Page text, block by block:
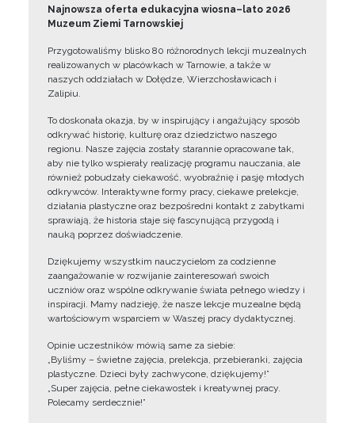
Najnowsza oferta edukacyjna wiosna–lato 2026
Muzeum Ziemi Tarnowskiej
Przygotowaliśmy blisko 80 różnorodnych lekcji muzealnych
realizowanych w placówkach w Tarnowie, a także w
naszych oddziałach w Dołędze, Wierzchosławicach i
Zalipiu.
To doskonała okazja, by w inspirujący i angażujący sposób
odkrywać historię, kulturę oraz dziedzictwo naszego
regionu. Nasze zajęcia zostały starannie opracowane tak,
aby nie tylko wspierały realizację programu nauczania, ale
również pobudzały ciekawość, wyobraźnię i pasję młodych
odkrywców. Interaktywne formy pracy, ciekawe prelekcje,
działania plastyczne oraz bezpośredni kontakt z zabytkami
sprawiają, że historia staje się fascynującą przygodą i
nauką poprzez doświadczenie.
Dziękujemy wszystkim nauczycielom za codzienne
zaangażowanie w rozwijanie zainteresowań swoich
uczniów oraz wspólne odkrywanie świata pełnego wiedzy i
inspiracji. Mamy nadzieję, że nasze lekcje muzealne będą
wartościowym wsparciem w Waszej pracy dydaktycznej.
Opinie uczestników mówią same za siebie:
„Byliśmy – świetne zajęcia, prelekcja, przebieranki, zajęcia
plastyczne. Dzieci były zachwycone, dziękujemy!”
„Super zajęcia, pełne ciekawostek i kreatywnej pracy.
Polecamy serdecznie!”